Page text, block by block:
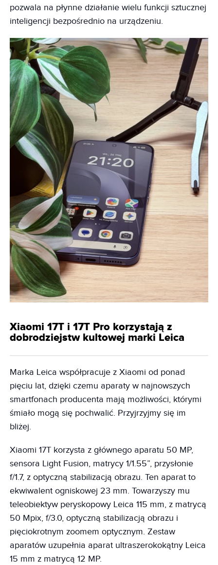
pozwala na płynne działanie wielu funkcji sztucznej
inteligencji bezpośrednio na urządzeniu.
Xiaomi 17T i 17T Pro korzystają z
dobrodziejstw kultowej marki Leica
Marka Leica współpracuje z Xiaomi od ponad
pięciu lat, dzięki czemu aparaty w najnowszych
smartfonach producenta mają możliwości, którymi
śmiało mogą się pochwalić. Przyjrzyjmy się im
bliżej.
Xiaomi 17T korzysta z głównego aparatu 50 MP,
sensora Light Fusion, matrycy 1/1.55”, przysłonie
f/1.7, z optyczną stabilizacją obrazu. Ten aparat to
ekwiwalent ogniskowej 23 mm. Towarzyszy mu
teleobiektyw peryskopowy Leica 115 mm, z matrycą
50 Mpix, f/3.0, optyczną stabilizacją obrazu i
pięciokrotnym zoomem optycznym. Zestaw
aparatów uzupełnia aparat ultraszerokokątny Leica
15 mm z matrycą 12 MP.